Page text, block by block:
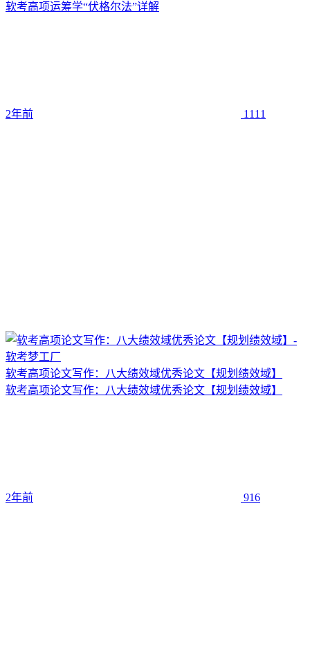
软考高项运筹学“伏格尔法”详解
2年前 1111
软考高项论文写作：八大绩效域优秀论文【规划绩效域】
软考高项论文写作：八大绩效域优秀论文【规划绩效域】
2年前 916